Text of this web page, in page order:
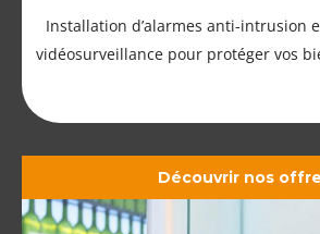
Installation d’alarmes anti-intrusion
vidéosurveillance pour protéger vos
Découvrir nos